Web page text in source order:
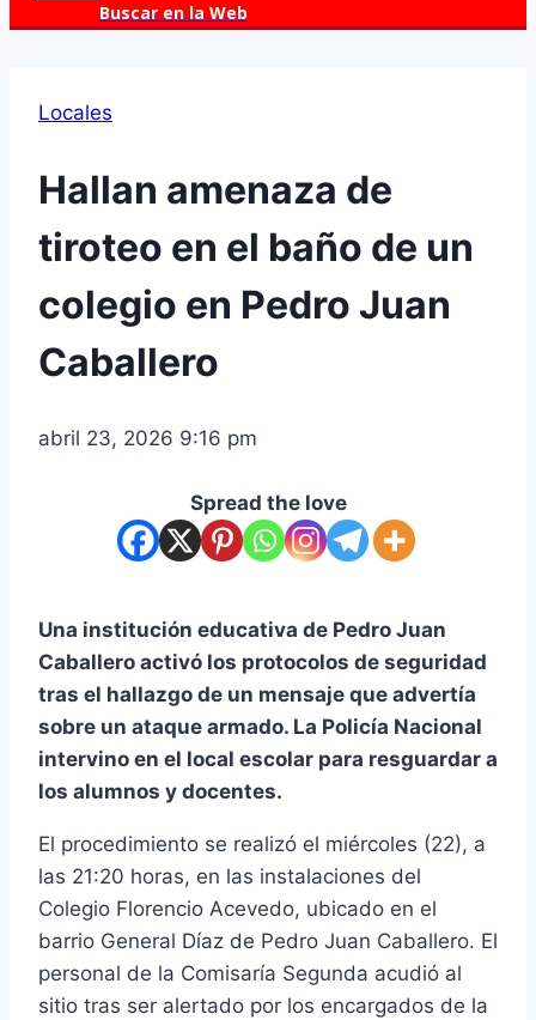
Buscar en la Web
Locales
Hallan amenaza de
tiroteo en el baño de un
colegio en Pedro Juan
Caballero
abril 23, 2026 9:16 pm
Spread the love
Una institución educativa de Pedro Juan
Caballero activó los protocolos de seguridad
tras el hallazgo de un mensaje que advertía
sobre un ataque armado. La Policía Nacional
intervino en el local escolar para resguardar a
los alumnos y docentes.
El procedimiento se realizó el miércoles (22), a
las 21:20 horas, en las instalaciones del
Colegio Florencio Acevedo, ubicado en el
barrio General Díaz de Pedro Juan Caballero. El
personal de la Comisaría Segunda acudió al
sitio tras ser alertado por los encargados de la